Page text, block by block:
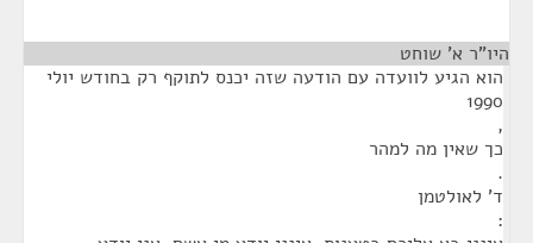
היו"ר א' שוחט
הוא הגיע לוועדה עם הודעה שזה יכנס לתוקף רק בחודש יולי
1990
,
כך שאין מה למהר
.
ד' לאולטמן
: